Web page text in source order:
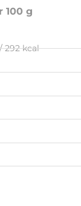
100 g
292 kcal